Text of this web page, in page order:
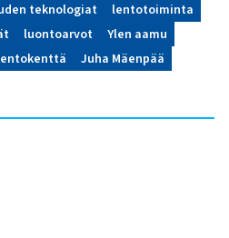
teknologiat
lentotoiminta
luontoarvot
Ylen aamu
Juha Mäenpää